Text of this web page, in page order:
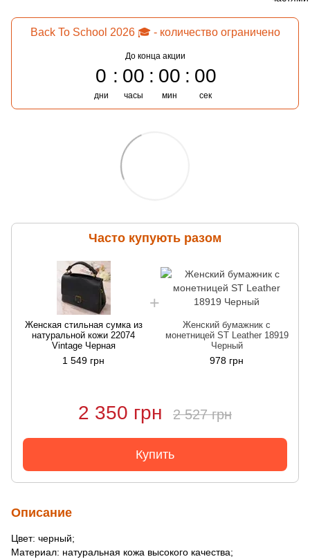
Back To School 2026 🎓 - количество ограничено
До конца акции
0
дни
00
часы
00
мин
00
сек
Часто купують разом
Женская стильная сумка из
натуральной кожи 22074
Vintage Черная
1 549 грн
Женский бумажник с
монетницей ST Leather 18919
Черный
978 грн
2 350 грн 2 527 грн
Купить
Описание
Цвет: черный;
Материал: натуральная кожа высокого качества;